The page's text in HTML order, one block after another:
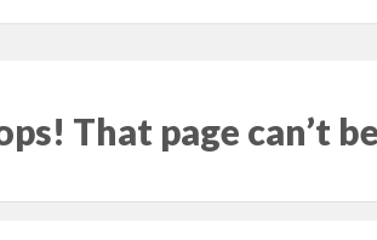
That page can’t